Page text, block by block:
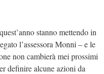
stanno mettendo in
l’assessora Monni – e le
non cambierà mei prossimi
definire alcune azioni da